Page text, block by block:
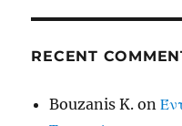
RECENT
Bouzanis K. on